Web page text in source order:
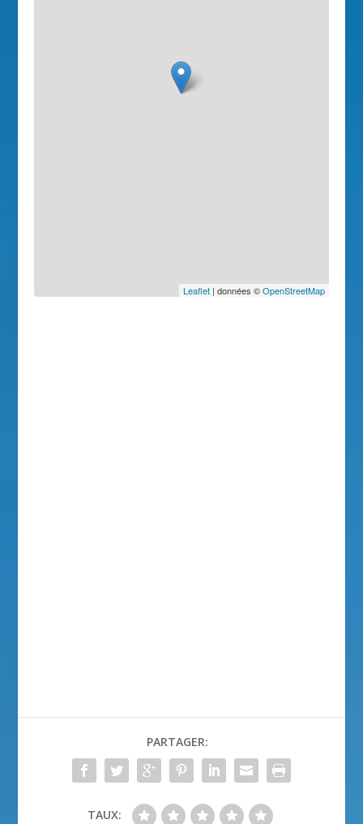
Leaflet| données ©OpenStreetMap
PARTAGER:
TAUX: